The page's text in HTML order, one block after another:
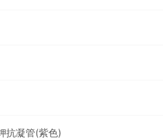
抗凝管(紫色)